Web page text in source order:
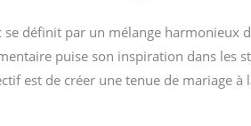
se définit par un mélange harmonieux
puise son inspiration dans les
est de créer une tenue de mariage